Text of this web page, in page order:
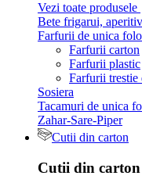
Vezi toate produsele
Bete frigarui,
Farfurii de unica
Farfurii carton
Farfurii plastic
Farfurii trestie
Sosiera
Tacamuri de unica
Zahar-Sare-Piper
Cutii din carton
Cutii din carton